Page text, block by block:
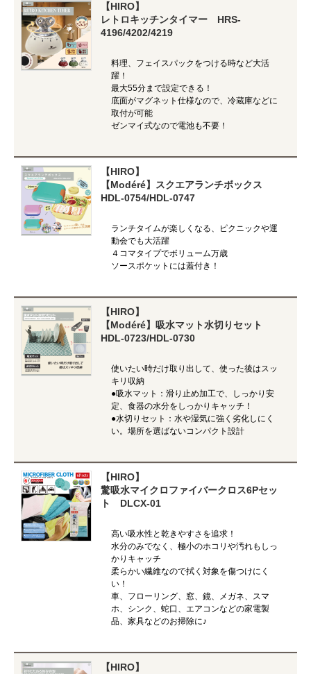
【HIRO】
レトロキッチンタイマー HRS-
4196/4202/4219
料理、フェイスパックをつける時など大活
躍！
最大55分まで設定できる！
底面がマグネット仕様なので、冷蔵庫などに
取付が可能
ゼンマイ式なので電池も不要！
【HIRO】
【Modéré】スクエアランチボックス
HDL-0754/HDL-0747
ランチタイムが楽しくなる、ピクニックや運
動会でも大活躍
４コマタイプでボリューム万歳
ソースポケットには蓋付き！
【HIRO】
【Modéré】吸水マット水切りセット
HDL-0723/HDL-0730
使いたい時だけ取り出して、使った後はスッ
キリ収納
●吸水マット：滑り止め加工で、しっかり安
定、食器の水分をしっかりキャッチ！
●水切りセット：水や湿気に強く劣化しにく
い。場所を選ばないコンパクト設計
【HIRO】
驚吸水マイクロファイバークロス6Pセッ
ト DLCX-01
高い吸水性と乾きやすさを追求！
水分のみでなく、極小のホコリや汚れもしっ
かりキャッチ
柔らかい繊維なので拭く対象を傷つけにく
い！
車、フローリング、窓、鏡、メガネ、スマ
ホ、シンク、蛇口、エアコンなどの家電製
品、家具などのお掃除に♪
【HIRO】